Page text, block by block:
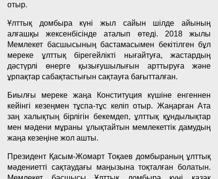
отыр.
Ұлттық домбыра күні жыл сайын шілде айының
алғашқы жексенбісінде аталып өтеді. 2018 жылы
Мемлекет басшысының бастамасымен бекітілген бұл
мереке ұлттық бірегейлікті нығайтуға, жастардың
дәстүрлі өнерге қызығушылығын арттыруға және
ұрпақтар сабақтастығын сақтауға бағытталған.
Биылғы мереке жаңа Конституция күшіне енгеннен
кейінгі кезеңмен тұспа-тұс келіп отыр. Жаңарған Ата
заң халықтың бірлігін бекемдеп, ұлттық құндылықтар
мен мәдени мұраны ұлықтайтын мемлекеттік дамудың
жаңа кезеңіне жол ашты.
Президент Қасым-Жомарт Тоқаев домбыраның ұлттық
мәдениетті сақтаудағы маңызына тоқталған болатын.